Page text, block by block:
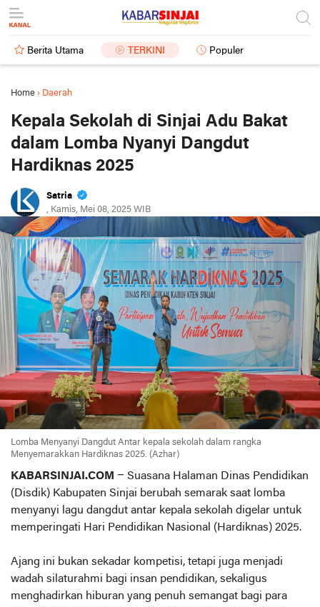
Berita Utama TERKINI Populer
Home › Daerah
Kepala Sekolah di Sinjai Adu Bakat
dalam Lomba Nyanyi Dangdut
Hardiknas 2025
Satria
, Kamis, Mei 08, 2025 WIB
Lomba Menyanyi Dangdut Antar kepala sekolah dalam rangka
Menyemarakkan Hardiknas 2025. (Azhar)
KABARSINJAI.COM – Suasana Halaman Dinas Pendidikan
(Disdik) Kabupaten Sinjai berubah semarak saat lomba
menyanyi lagu dangdut antar kepala sekolah digelar untuk
memperingati Hari Pendidikan Nasional (Hardiknas) 2025.
Ajang ini bukan sekadar kompetisi, tetapi juga menjadi
wadah silaturahmi bagi insan pendidikan, sekaligus
menghadirkan hiburan yang penuh semangat bagi para